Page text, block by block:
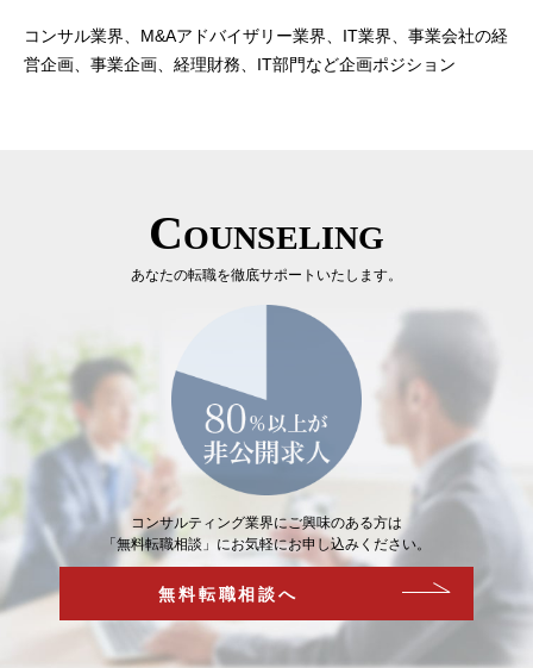
コンサル業界、M&Aアドバイザリー業界、IT業界、事業会社の経
営企画、事業企画、経理財務、IT部門など企画ポジション
Counseling
あなたの転職を徹底サポートいたします。
コンサルティング業界にご興味のある方は
「無料転職相談」にお気軽にお申し込みください。
無料転職相談へ